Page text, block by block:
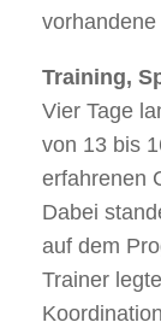
Training,
Vier Tage
von 13 bis
erfahrenen
Dabei
auf dem
Trainer